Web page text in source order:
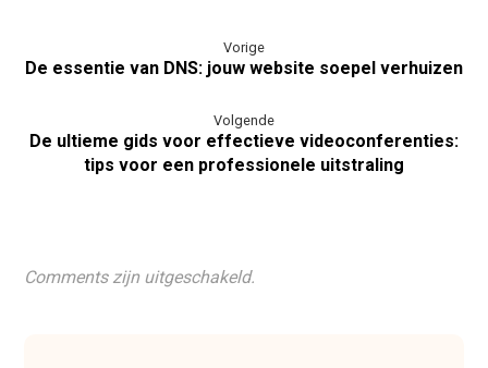
Vorige
De essentie van DNS: jouw website soepel verhuizen
Volgende
De ultieme gids voor effectieve videoconferenties:
tips voor een professionele uitstraling
Comments zijn uitgeschakeld.